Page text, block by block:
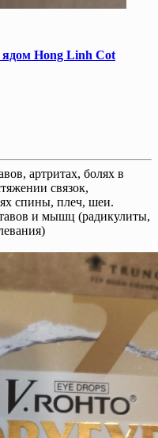
Hong Linh Cot
артритах, болях в
связок,
спины, плеч, шеи.
и мышц (радикулиты,